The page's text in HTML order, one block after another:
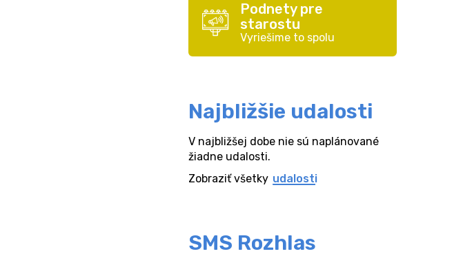
Podnety pre
starostu
Vyriešime to spolu
Najbližšie udalosti
V najbližšej dobe nie sú naplánované
žiadne udalosti.
Zobraziť všetky udalosti
SMS Rozhlas